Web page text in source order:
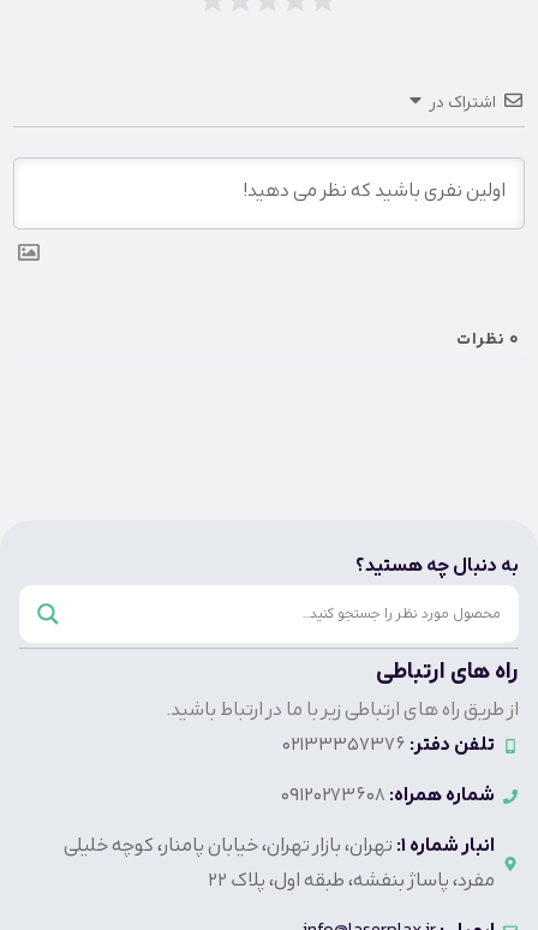
اشتراک در
0 نظرات
به دنبال چه هستید؟
راه های ارتباطی
از طریق راه های ارتباطی زیر با ما در ارتباط باشید.
تلفن دفتر: 02133357376
شماره همراه: 09120273608
انبار شماره 1:
تهران، بازار تهران، خیابان پامنار، کوچه خلیلی
مفرد، پاساژ بنفشه، طبقه اول، پلاک 22